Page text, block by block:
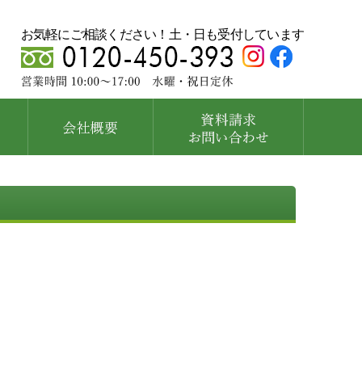
お気軽にご相談ください！土・日も受付しています